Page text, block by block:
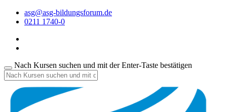
asg@asg-bildungsforum.de
0211 1740-0
Nach Kursen suchen und mit der Enter-Taste bestätigen